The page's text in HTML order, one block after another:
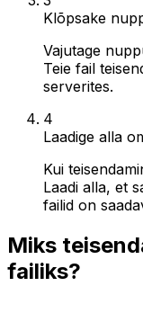
Klõpsake
Vajutage
Teie fail
serverites.
4
Laadige alla
Kui
Laadi alla, et
failid on
Miks
failiks?